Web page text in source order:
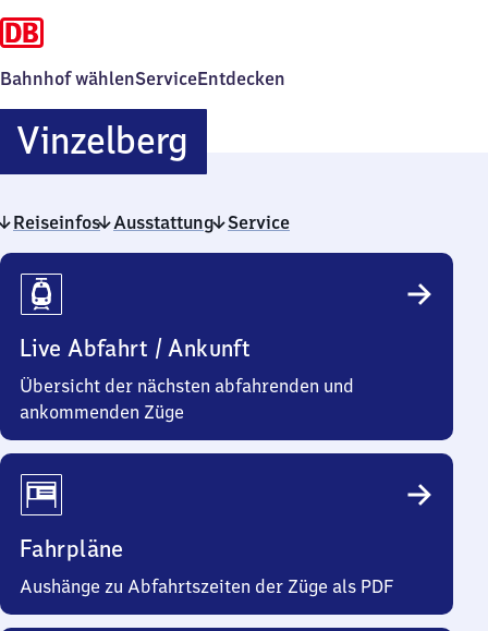
Bahnhof wählenServiceEntdecken
Vinzelberg
Reiseinfos Ausstattung Service
Reiseinfos
Live Abfahrt / Ankunft
Übersicht der nächsten abfahrenden und
ankommenden Züge
Fahrpläne
Aushänge zu Abfahrtszeiten der Züge als PDF